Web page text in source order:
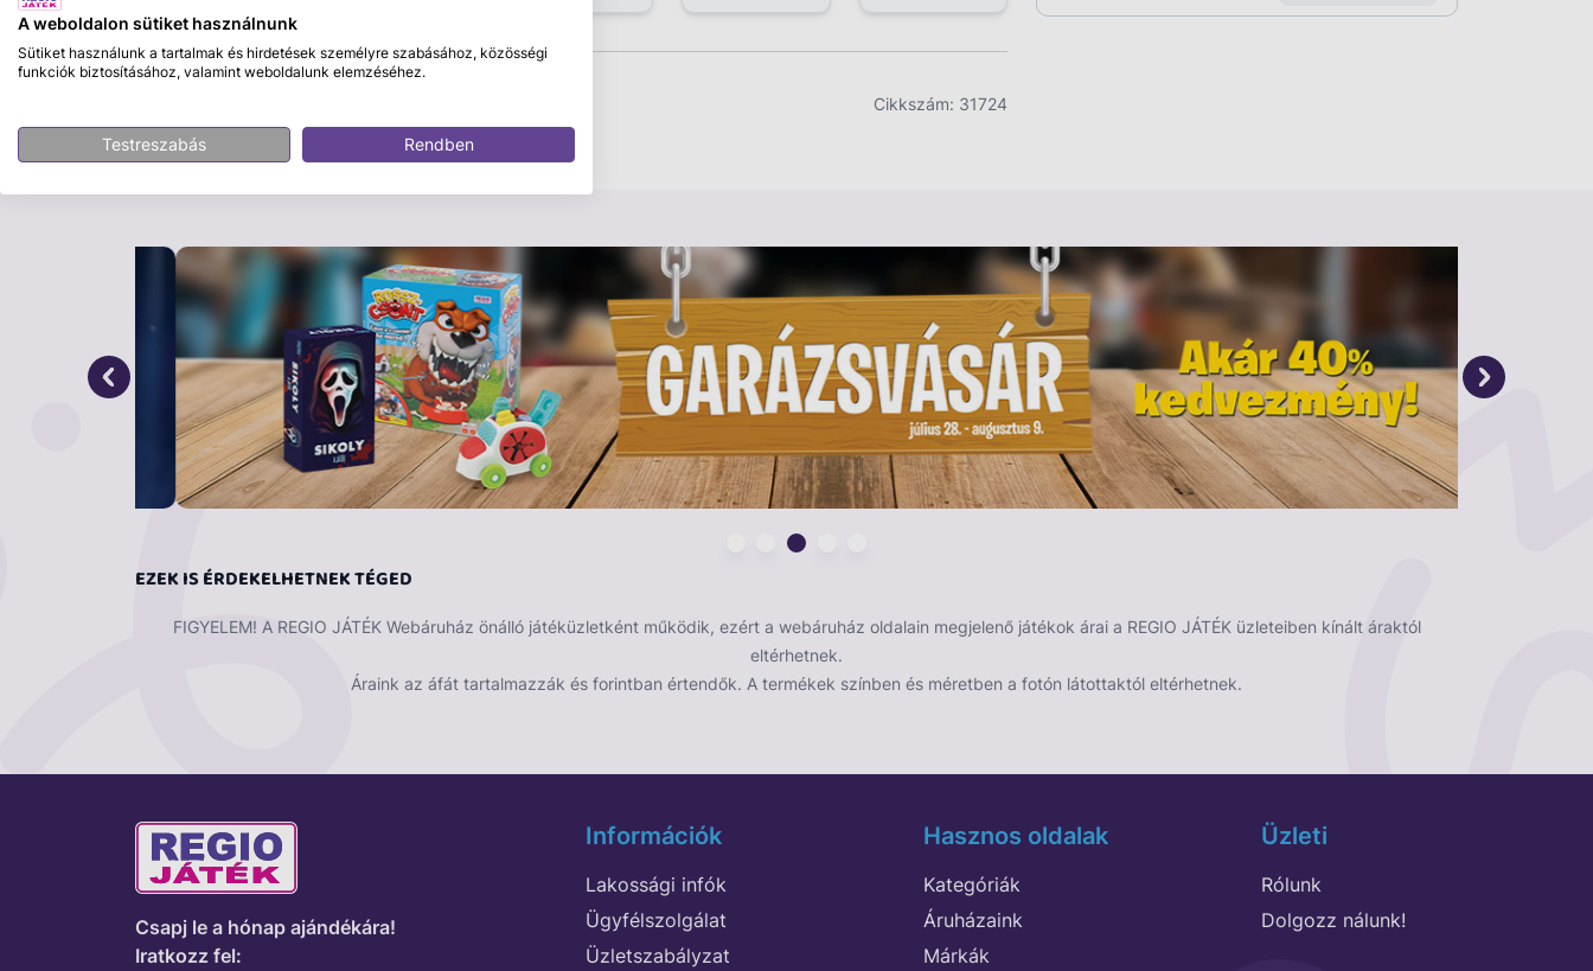
Cikkszám: 31724
EZEK IS ÉRDEKELHETNEK TÉGED
FIGYELEM! A REGIO JÁTÉK Webáruház önálló játéküzletként működik, ezért a webáruház oldalain megjelenő játékok árai a REGIO JÁTÉK üzleteiben kínált áraktól
eltérhetnek.
Áraink az áfát tartalmazzák és forintban értendők. A termékek színben és méretben a fotón látottaktól eltérhetnek.
Csapj le a hónap ajándékára!
Iratkozz fel:
Információk
Lakossági infók
Ügyfélszolgálat
Üzletszabályzat
Hasznos oldalak
Kategóriák
Áruházaink
Márkák
Üzleti
Rólunk
Dolgozz nálunk!
A weboldalon sütiket használnunk
Sütiket használunk a tartalmak és hirdetések személyre szabásához, közösségi
funkciók biztosításához, valamint weboldalunk elemzéséhez.
Testreszabás Rendben